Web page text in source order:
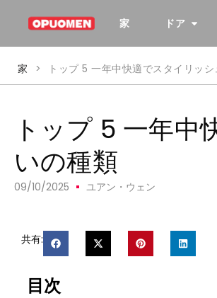
家 ドア
家 > トップ 5 一年中快適でスタイリッ
トップ 5 一年
いの種類
09/10/2025 ユアン・ウェン
共有:
目次